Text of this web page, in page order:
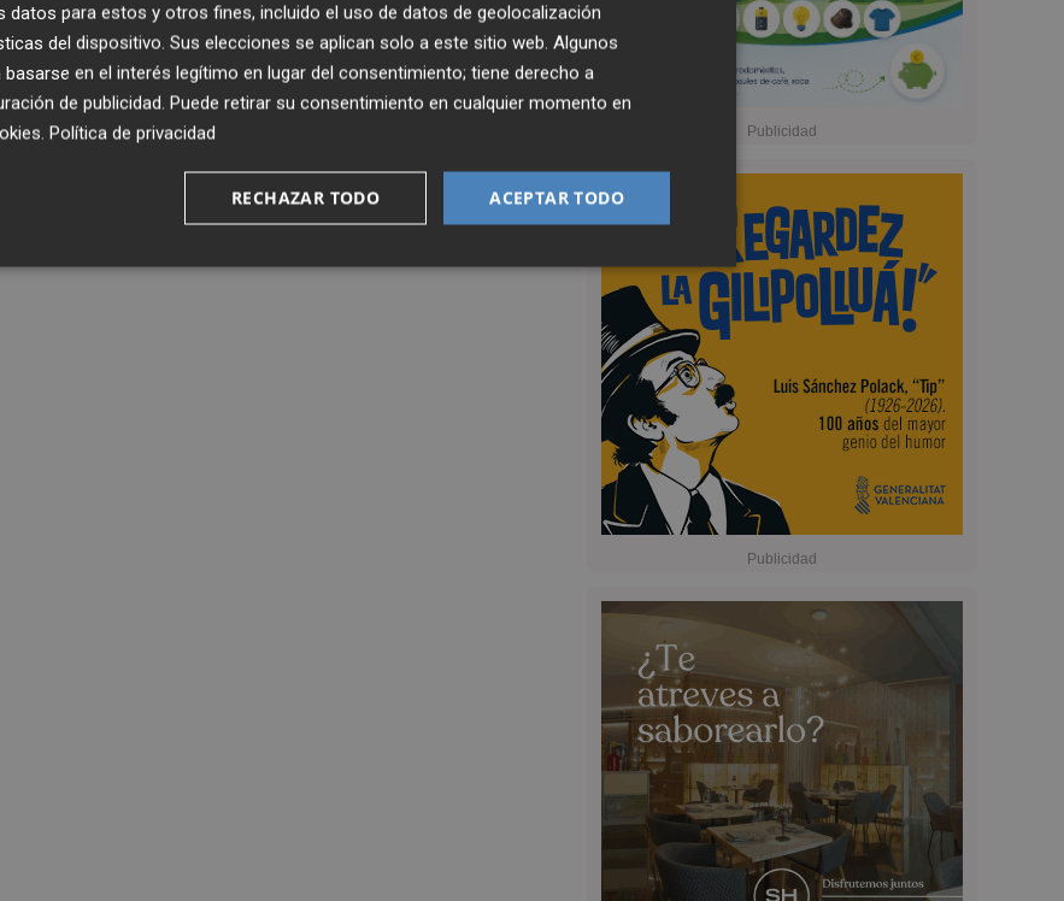
datos para estos y otros fines, incluido el uso de datos de geolocalización
del dispositivo. Sus elecciones se aplican solo a este sitio web. Algunos
en el interés legítimo en lugar del consentimiento; tiene derecho a
de publicidad. Puede retirar su consentimiento en cualquier momento en
. Política de privacidad
ACEPTAR TODO
RECHAZAR TODO